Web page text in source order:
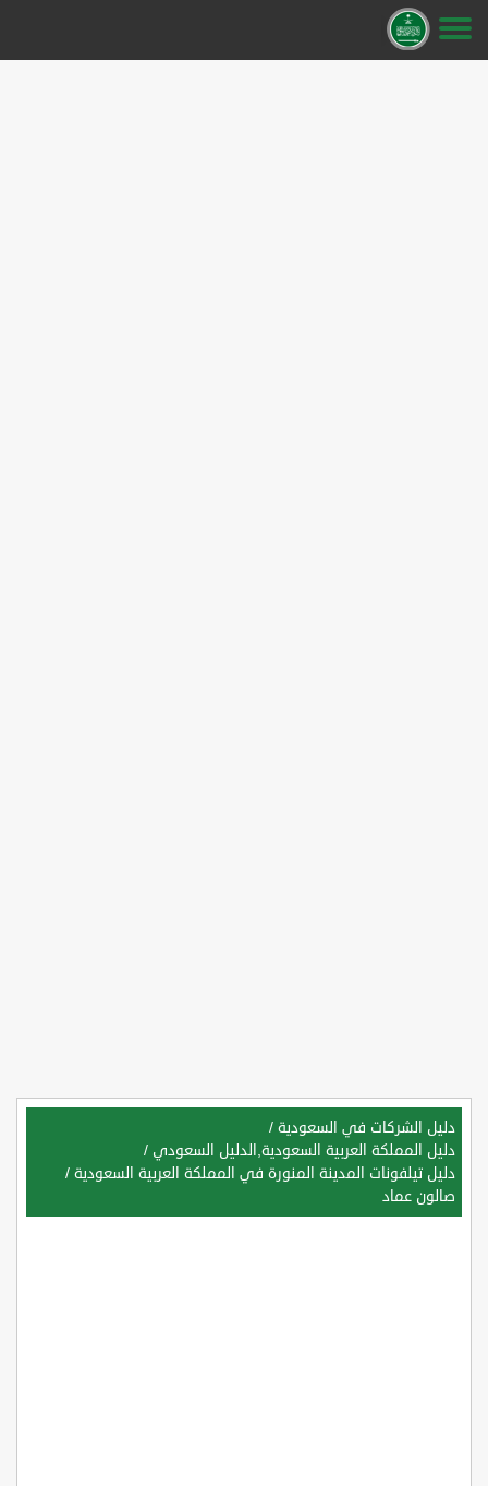
دليل الشركات في السعودية /
دليل المملكة العربية السعودية,الدليل السعودي /
دليل تيلفونات المدينة المنورة في المملكة العربية السعودية /
صالون عماد